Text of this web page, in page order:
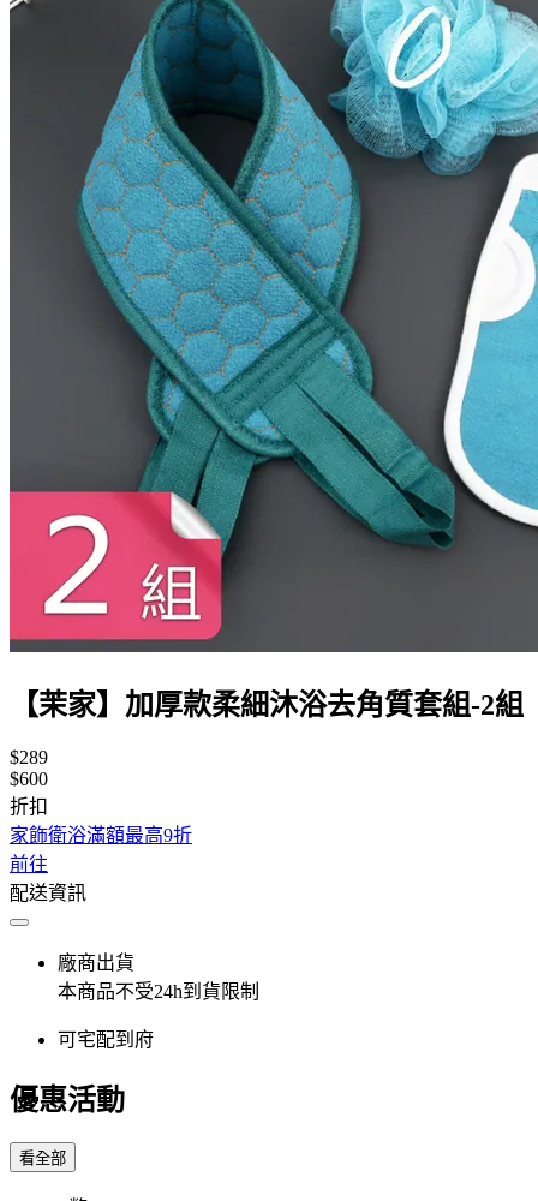
【茉家】加厚款柔細沐浴去角質套組-2組
$289
$600
折扣
家飾衛浴滿額最高9折
前往
配送資訊
廠商出貨
本商品不受24h到貨限制
可宅配到府
優惠活動
看全部